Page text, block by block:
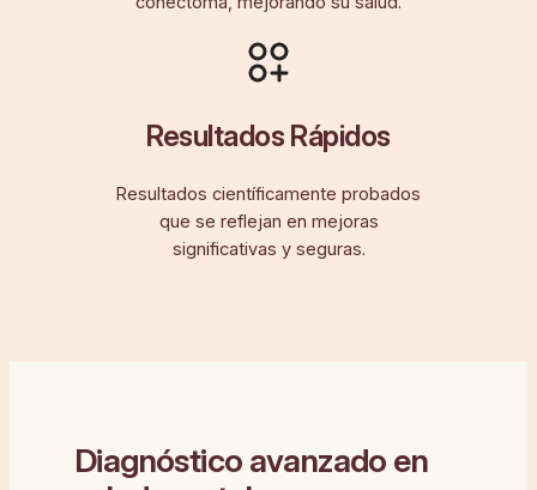
Resultados Rápidos
Resultados científicamente probados
que se reflejan en mejoras
significativas y seguras.
Diagnóstico avanzado en